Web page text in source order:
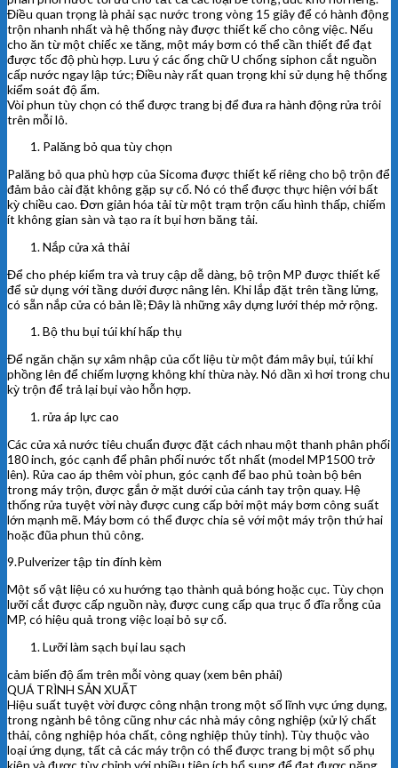
Điều quan trọng là phải sạc nước trong vòng 15 giây để có hành động
trộn nhanh nhất và hệ thống này được thiết kế cho công việc. Nếu
cho ăn từ một chiếc xe tăng, một máy bơm có thể cần thiết để đạt
được tốc độ phù hợp. Lưu ý các ống chữ U chống siphon cắt nguồn
cấp nước ngay lập tức; Điều này rất quan trọng khi sử dụng hệ thống
kiểm soát độ ẩm.
Vòi phun tùy chọn có thể được trang bị để đưa ra hành động rửa trôi
trên mỗi lô.
Palăng bỏ qua tùy chọn
Palăng bỏ qua phù hợp của Sicoma được thiết kế riêng cho bộ trộn để
đảm bảo cài đặt không gặp sự cố. Nó có thể được thực hiện với bất
kỳ chiều cao. Đơn giản hóa tải từ một trạm trộn cấu hình thấp, chiếm
ít không gian sàn và tạo ra ít bụi hơn băng tải.
Nắp cửa xả thải
Để cho phép kiểm tra và truy cập dễ dàng, bộ trộn MP được thiết kế
để sử dụng với tầng dưới được nâng lên. Khi lắp đặt trên tầng lửng,
có sẵn nắp cửa có bản lề; Đây là những xây dựng lưới thép mở rộng.
Bộ thu bụi túi khí hấp thụ
Để ngăn chặn sự xâm nhập của cốt liệu từ một đám mây bụi, túi khí
phồng lên để chiếm lượng không khí thừa này. Nó dần xì hơi trong chu
kỳ trộn để trả lại bụi vào hỗn hợp.
rửa áp lực cao
Các cửa xả nước tiêu chuẩn được đặt cách nhau một thanh phân phối
180 inch, góc cạnh để phân phối nước tốt nhất (model MP1500 trở
lên). Rửa cao áp thêm vòi phun, góc cạnh để bao phủ toàn bộ bên
trong máy trộn, được gắn ở mặt dưới của cánh tay trộn quay. Hệ
thống rửa tuyệt vời này được cung cấp bởi một máy bơm công suất
lớn mạnh mẽ. Máy bơm có thể được chia sẻ với một máy trộn thứ hai
hoặc đũa phun thủ công.
9.Pulverizer tập tin đính kèm
Một số vật liệu có xu hướng tạo thành quả bóng hoặc cục. Tùy chọn
lưỡi cắt được cấp nguồn này, được cung cấp qua trục ổ đĩa rỗng của
MP, có hiệu quả trong việc loại bỏ sự cố.
Lưỡi làm sạch bụi lau sạch
cảm biến độ ẩm trên mỗi vòng quay (xem bên phải)
QUÁ TRÌNH SẢN XUẤT
Hiệu suất tuyệt vời được công nhận trong một số lĩnh vực ứng dụng,
trong ngành bê tông cũng như các nhà máy công nghiệp (xử lý chất
thải, công nghiệp hóa chất, công nghiệp thủy tinh). Tùy thuộc vào
loại ứng dụng, tất cả các máy trộn có thể được trang bị một số phụ
kiện và được tùy chỉnh với nhiều tiện ích bổ sung để đạt được năng